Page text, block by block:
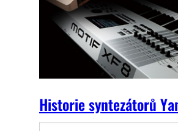
Historie syntezátorů